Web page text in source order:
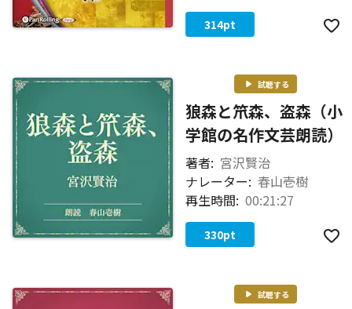
314pt
試聴する
狼森と笊森、盗森（小
学館の名作文芸朗読）
著者: 宮沢賢治
ナレーター: 春山壱樹
再生時間: 00:21:27
330pt
試聴する